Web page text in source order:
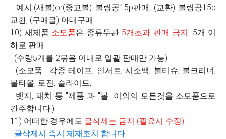
예시:(새볼)or(중고볼) 볼링공15p판매, (교환) 볼링공15p
교환, (구매글) 아대구매
10) 새제품 소모품은 종류무관 5개초과 판매 금지. 5개 이
하로 판매.
(수량5개를 2묶음 이내로 일괄 판매만 가능)
(소모품 : 각종 테이프, 인서트, 시소백, 볼티슈, 볼크리너,
볼타올, 로진, 슬라이드,
뱃지, 패치 등 "제품"과 "볼" 이외의 모든것을 소모품으로
간주합니다.)
11) 어떠한 경우에도 글삭제는 금지 (필요시 수정)
글삭제시 즉시 제재조치 합니다.